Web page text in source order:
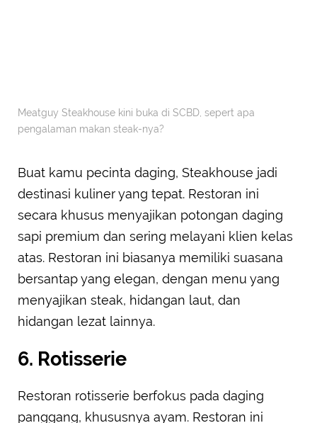
Meatguy Steakhouse kini buka di SCBD, sepert apa
pengalaman makan steak-nya?
Buat kamu pecinta daging, Steakhouse jadi
destinasi kuliner yang tepat. Restoran ini
secara khusus menyajikan potongan daging
sapi premium dan sering melayani klien kelas
atas. Restoran ini biasanya memiliki suasana
bersantap yang elegan, dengan menu yang
menyajikan steak, hidangan laut, dan
hidangan lezat lainnya.
6. Rotisserie
Restoran rotisserie berfokus pada daging
panggang, khususnya ayam. Restoran ini